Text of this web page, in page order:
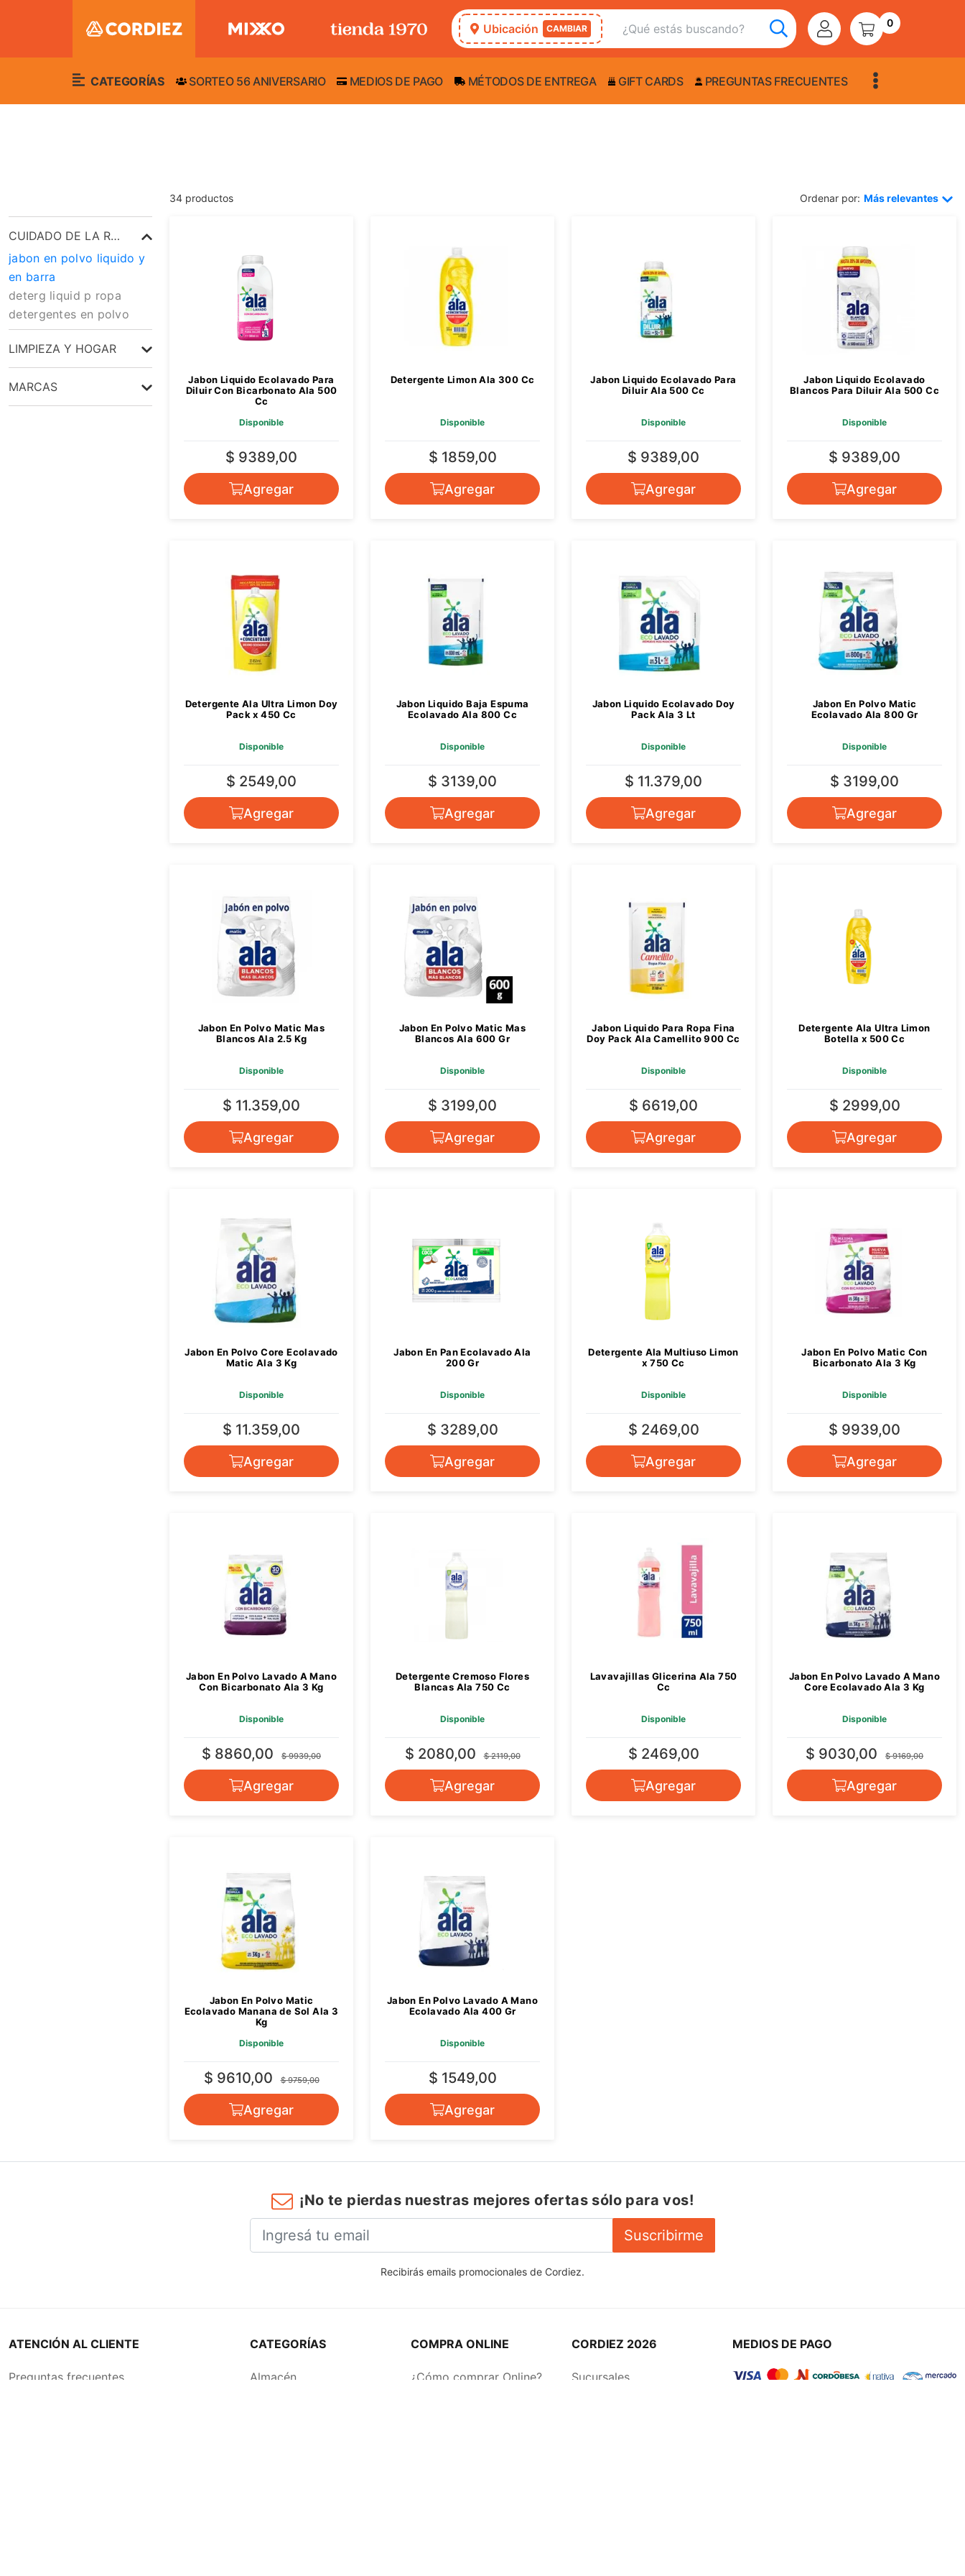
Ubicación CAMBIAR 0
CATEGORÍAS SORTEO 56 ANIVERSARIO MEDIOS DE PAGO MÉTODOS DE ENTREGA GIFT CARDS PREGUNTAS FRECUENTES
34 productos Ordenar por: Más relevantes
CUIDADO DE LA ROPA
jabon en polvo liquido y
en barra
deterg liquid p ropa
detergentes en polvo
LIMPIEZA Y HOGAR
lavavajillas
detergentes líquidos
MARCAS
ALA
Jabon Liquido Ecolavado Para
Diluir Con Bicarbonato Ala 500
Cc
Disponible
$ 9389,00
Agregar
Detergente Limon Ala 300 Cc
Disponible
$ 1859,00
Agregar
Jabon Liquido Ecolavado Para
Diluir Ala 500 Cc
Disponible
$ 9389,00
Agregar
Jabon Liquido Ecolavado
Blancos Para Diluir Ala 500 Cc
Disponible
$ 9389,00
Agregar
Detergente Ala Ultra Limon Doy
Pack x 450 Cc
Disponible
$ 2549,00
Agregar
Jabon Liquido Baja Espuma
Ecolavado Ala 800 Cc
Disponible
$ 3139,00
Agregar
Jabon Liquido Ecolavado Doy
Pack Ala 3 Lt
Disponible
$ 11.379,00
Agregar
Jabon En Polvo Matic
Ecolavado Ala 800 Gr
Disponible
$ 3199,00
Agregar
Jabon En Polvo Matic Mas
Blancos Ala 2.5 Kg
Disponible
$ 11.359,00
Agregar
Jabon En Polvo Matic Mas
Blancos Ala 600 Gr
Disponible
$ 3199,00
Agregar
Jabon Liquido Para Ropa Fina
Doy Pack Ala Camellito 900 Cc
Disponible
$ 6619,00
Agregar
Detergente Ala Ultra Limon
Botella x 500 Cc
Disponible
$ 2999,00
Agregar
Jabon En Polvo Core Ecolavado
Matic Ala 3 Kg
Disponible
$ 11.359,00
Agregar
Jabon En Pan Ecolavado Ala
200 Gr
Disponible
$ 3289,00
Agregar
Detergente Ala Multiuso Limon
x 750 Cc
Disponible
$ 2469,00
Agregar
Jabon En Polvo Matic Con
Bicarbonato Ala 3 Kg
Disponible
$ 9939,00
Agregar
Jabon En Polvo Lavado A Mano
Con Bicarbonato Ala 3 Kg
Disponible
$ 8860,00 $ 9939,00
Agregar
Detergente Cremoso Flores
Blancas Ala 750 Cc
Disponible
$ 2080,00 $ 2119,00
Agregar
Lavavajillas Glicerina Ala 750
Cc
Disponible
$ 2469,00
Agregar
Jabon En Polvo Lavado A Mano
Core Ecolavado Ala 3 Kg
Disponible
$ 9030,00 $ 9169,00
Agregar
Jabon En Polvo Matic
Ecolavado Manana de Sol Ala 3
Kg
Disponible
$ 9610,00 $ 9759,00
Agregar
Jabon En Polvo Lavado A Mano
Ecolavado Ala 400 Gr
Disponible
$ 1549,00
Agregar
¡No te pierdas nuestras mejores ofertas sólo para vos!
Suscribirme
Recibirás emails promocionales de Cordiez.
ATENCIÓN AL CLIENTE
Preguntas frecuentes
CATEGORÍAS
Almacén
COMPRA ONLINE
¿Cómo comprar Online?
CORDIEZ 2026
Sucursales
MEDIOS DE PAGO